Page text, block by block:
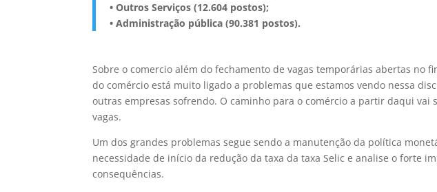
• Outros Serviços (12.604 postos);
• Administração pública (90.381 postos).
Sobre o comercio além do fechamento de vagas temporárias abertas no
do comércio está muito ligado a problemas que estamos vendo nessa
outras empresas sofrendo. O caminho para o comércio a partir daqui vai
vagas.
Um dos grandes problemas segue sendo a manutenção da política
necessidade de início da redução da taxa da taxa Selic e analise o forte
consequências.